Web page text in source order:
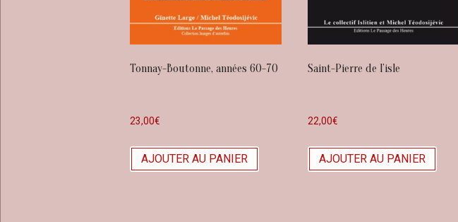
Tonnay-Boutonne, années 60-70
23,00€
AJOUTER AU PANIER
Saint-Pierre de l’isle
22,00€
AJOUTER AU PANIER